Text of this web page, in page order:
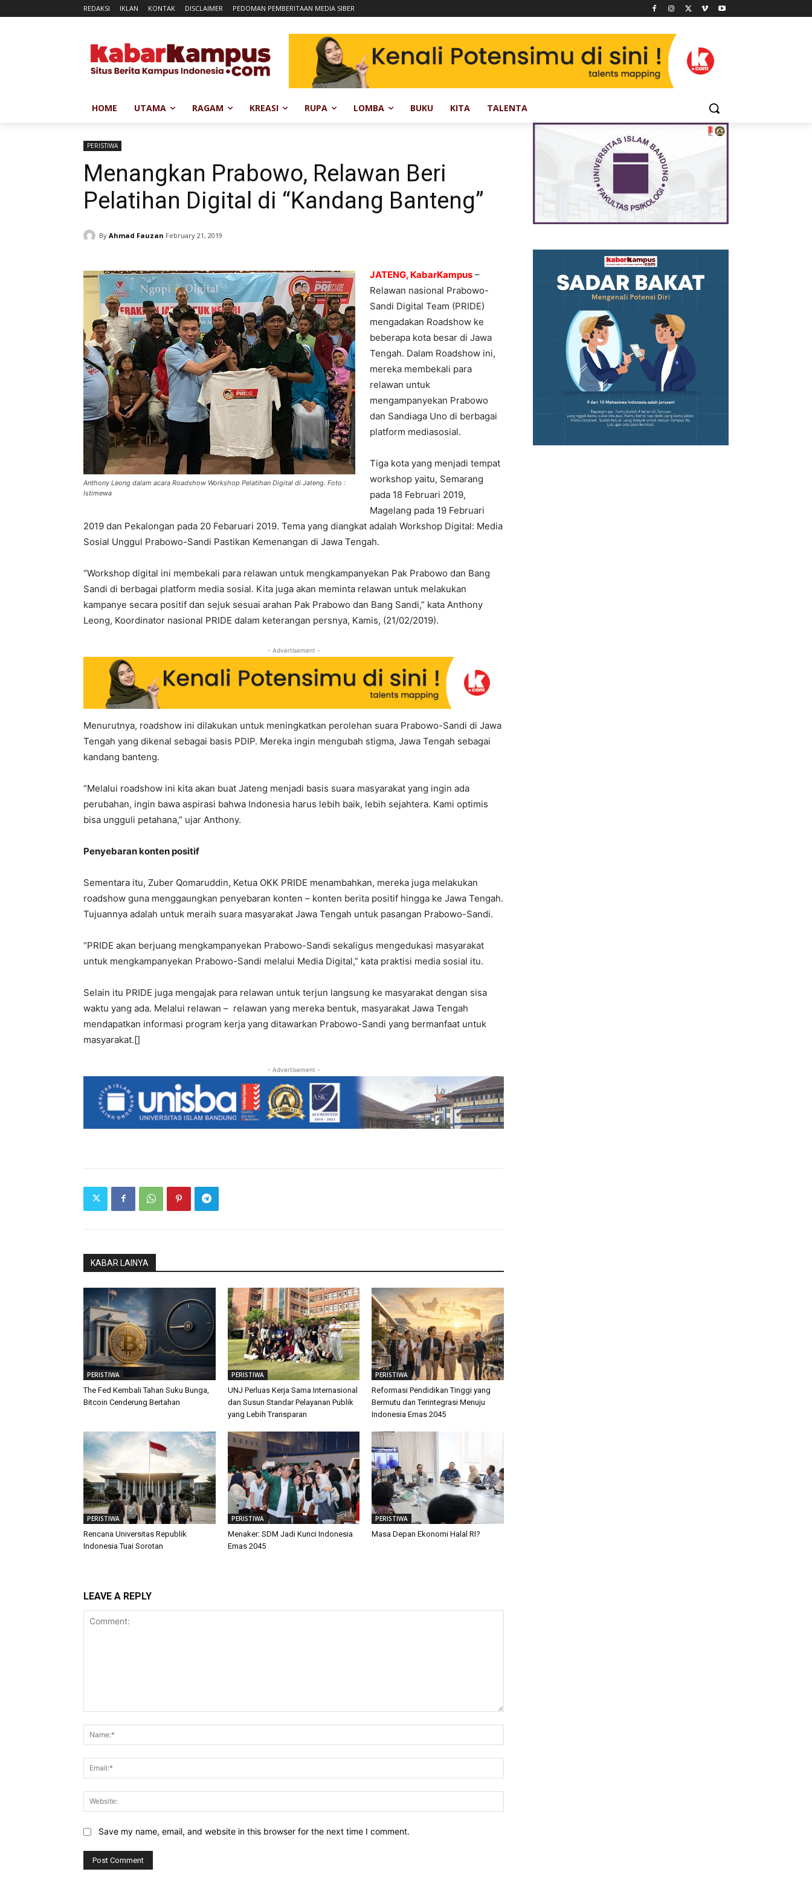
REDAKSI IKLAN KONTAK DISCLAIMER PEDOMAN PEMBERITAAN MEDIA SIBER
HOME UTAMA RAGAM KREASI RUPA LOMBA BUKU KITA TALENTA
PERISTIWA
Menangkan Prabowo, Relawan Beri
Pelatihan Digital di “Kandang Banteng”
By Ahmad Fauzan February 21, 2019
Anthony Leong dalam acara Roadshow Workshop Pelatihan Digital di Jateng. Foto :
Istimewa
JATENG, KabarKampus –
Relawan nasional Prabowo-
Sandi Digital Team (PRIDE)
mengadakan Roadshow ke
beberapa kota besar di Jawa
Tengah. Dalam Roadshow ini,
mereka membekali para
relawan untuk
mengampanyekan Prabowo
dan Sandiaga Uno di berbagai
platform mediasosial.
Tiga kota yang menjadi tempat
workshop yaitu, Semarang
pada 18 Februari 2019,
Magelang pada 19 Februari
2019 dan Pekalongan pada 20 Febaruari 2019. Tema yang diangkat adalah Workshop Digital: Media
Sosial Unggul Prabowo-Sandi Pastikan Kemenangan di Jawa Tengah.
“Workshop digital ini membekali para relawan untuk mengkampanyekan Pak Prabowo dan Bang
Sandi di berbagai platform media sosial. Kita juga akan meminta relawan untuk melakukan
kampanye secara positif dan sejuk sesuai arahan Pak Prabowo dan Bang Sandi,” kata Anthony
Leong, Koordinator nasional PRIDE dalam keterangan persnya, Kamis, (21/02/2019).
- Advertisement -
Menurutnya, roadshow ini dilakukan untuk meningkatkan perolehan suara Prabowo-Sandi di Jawa
Tengah yang dikenal sebagai basis PDIP. Mereka ingin mengubah stigma, Jawa Tengah sebagai
kandang banteng.
“Melalui roadshow ini kita akan buat Jateng menjadi basis suara masyarakat yang ingin ada
perubahan, ingin bawa aspirasi bahwa Indonesia harus lebih baik, lebih sejahtera. Kami optimis
bisa ungguli petahana,” ujar Anthony.
Penyebaran konten positif
Sementara itu, Zuber Qomaruddin, Ketua OKK PRIDE menambahkan, mereka juga melakukan
roadshow guna menggaungkan penyebaran konten – konten berita positif hingga ke Jawa Tengah.
Tujuannya adalah untuk meraih suara masyarakat Jawa Tengah untuk pasangan Prabowo-Sandi.
“PRIDE akan berjuang mengkampanyekan Prabowo-Sandi sekaligus mengedukasi masyarakat
untuk mengkampanyekan Prabowo-Sandi melalui Media Digital,” kata praktisi media sosial itu.
Selain itu PRIDE juga mengajak para relawan untuk terjun langsung ke masyarakat dengan sisa
waktu yang ada. Melalui relawan – relawan yang mereka bentuk, masyarakat Jawa Tengah
mendapatkan informasi program kerja yang ditawarkan Prabowo-Sandi yang bermanfaat untuk
masyarakat.[]
- Advertisement -
KABAR LAINYA
PERISTIWA
The Fed Kembali Tahan Suku Bunga,
Bitcoin Cenderung Bertahan
PERISTIWA
UNJ Perluas Kerja Sama Internasional
dan Susun Standar Pelayanan Publik
yang Lebih Transparan
PERISTIWA
Reformasi Pendidikan Tinggi yang
Bermutu dan Terintegrasi Menuju
Indonesia Emas 2045
PERISTIWA
Rencana Universitas Republik
Indonesia Tuai Sorotan
PERISTIWA
Menaker: SDM Jadi Kunci Indonesia
Emas 2045
PERISTIWA
Masa Depan Ekonomi Halal RI?
LEAVE A REPLY
Save my name, email, and website in this browser for the next time I comment.